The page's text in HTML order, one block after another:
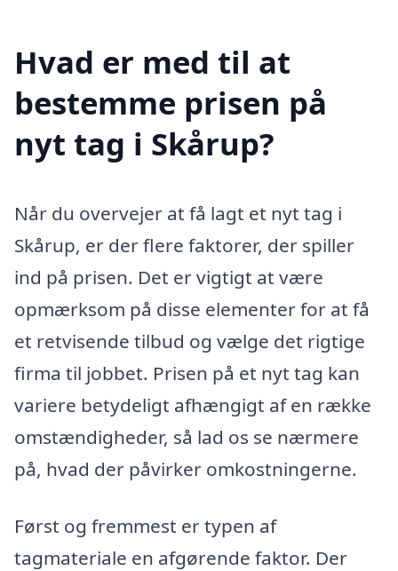
Hvad er med til at
bestemme prisen på
nyt tag i Skårup?
Når du overvejer at få lagt et nyt tag i
Skårup, er der flere faktorer, der spiller
ind på prisen. Det er vigtigt at være
opmærksom på disse elementer for at få
et retvisende tilbud og vælge det rigtige
firma til jobbet. Prisen på et nyt tag kan
variere betydeligt afhængigt af en række
omstændigheder, så lad os se nærmere
på, hvad der påvirker omkostningerne.
Først og fremmest er typen af
tagmateriale en afgørende faktor. Der